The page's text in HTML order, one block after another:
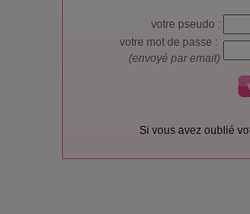
votre pseudo :
votre mot de passe :
(envoyé par email)
Si vous avez oublié